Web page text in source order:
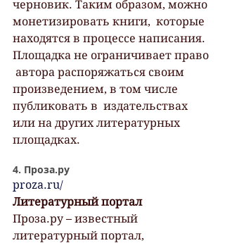
черновик. Таким образом, можно
монетизировать книги,  которые
находятся в процессе написания.
Площадка не ограничивает право
автора распоряжаться своим
произведением, в том числе
публиковать в  издательствах
или на других литературных
площадках.
4. Проза.ру
proza.ru/
Литературный портал
Проза.ру – известный
литературный портал,